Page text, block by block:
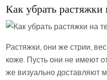
Как убрать растяжки
Растяжки, они же стрии,
коже. Пусть они не имеют
же визуально доставляют